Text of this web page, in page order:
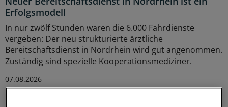
Erfolgsmodell
In nur zwölf Stunden waren die 6.000 Fahrdienste
vergeben: Der neu strukturierte ärztliche
Bereitschaftsdienst in Nordrhein wird gut angenommen.
Zuständig sind spezielle Kooperationsmediziner.
07.08.2026